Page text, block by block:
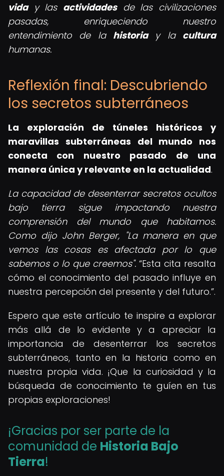
viday las actividadesde las civilizaciones
pasadas, enriqueciendo nuestro
entendimiento de la historiay la cultura
humanas.
Reflexión final: Descubriendo
los secretos subterráneos
La exploración de túneles históricos y
maravillas subterráneas del mundo nos
conecta con nuestro pasado de una
manera única y relevante en la actualidad.
La capacidad de desenterrar secretos ocultos
bajo tierra sigue impactando nuestra
comprensión del mundo que habitamos.
Como dijo John Berger, "La manera en que
vemos las cosas es afectada por lo que
sabemos o lo que creemos". Esta cita resalta
cómo el conocimiento del pasado influye en
nuestra percepción del presente y del futuro. .
Espero que este artículo te inspire a explorar
más allá de lo evidente y a apreciar la
importancia de desenterrar los secretos
subterráneos, tanto en la historia como en
nuestra propia vida. ¡Que la curiosidad y la
búsqueda de conocimiento te guíen en tus
propias exploraciones!
¡Gracias por ser parte de la
comunidad de Historia Bajo
Tierra!